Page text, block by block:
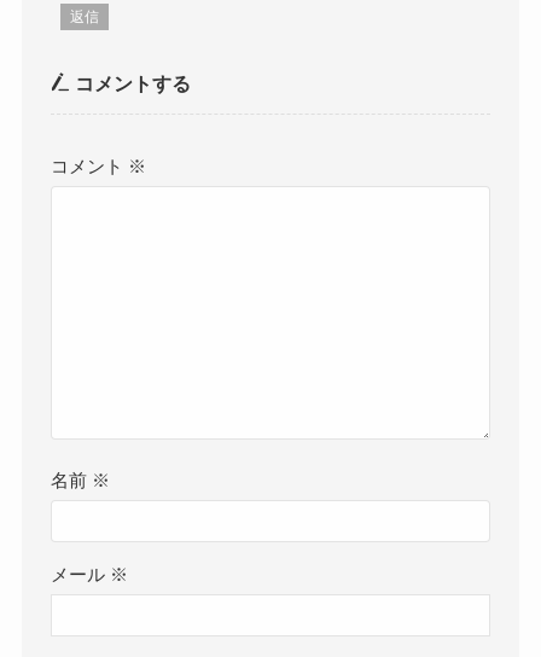
返信
コメントする
コメント ※
名前 ※
メール ※